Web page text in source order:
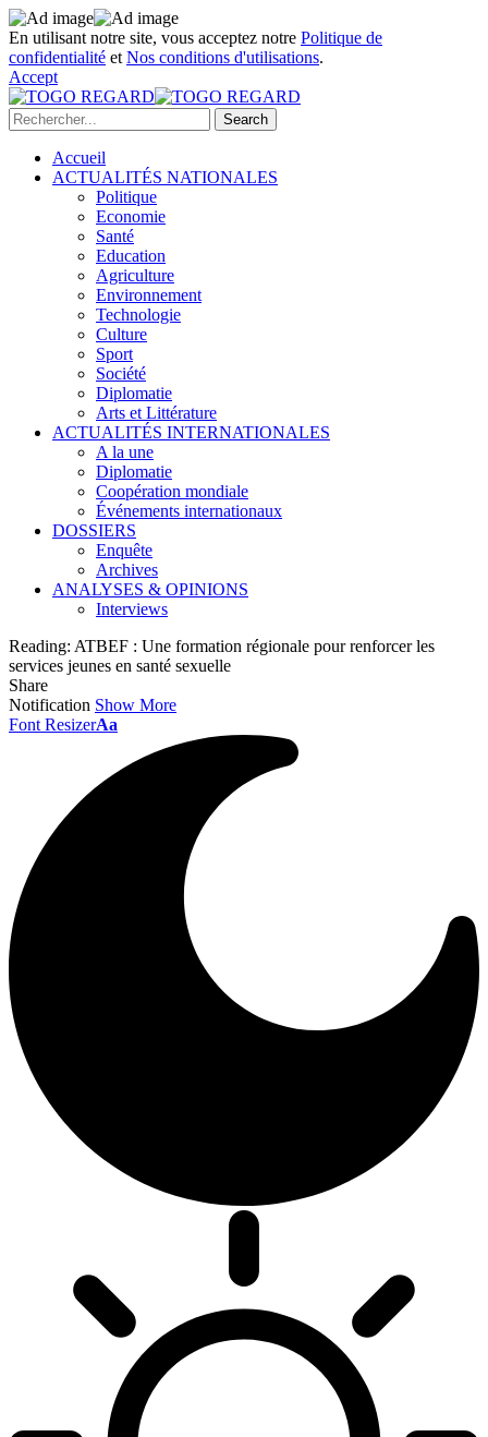
En utilisant notre site, vous acceptez notre Politique de
confidentialité et Nos conditions d'utilisations.
Accept
Accueil
ACTUALITÉS NATIONALES
Politique
Economie
Santé
Education
Agriculture
Environnement
Technologie
Culture
Sport
Société
Diplomatie
Arts et Littérature
ACTUALITÉS INTERNATIONALES
A la une
Diplomatie
Coopération mondiale
Événements internationaux
DOSSIERS
Enquête
Archives
ANALYSES & OPINIONS
Interviews
Reading: ATBEF : Une formation régionale pour renforcer les
services jeunes en santé sexuelle
Share
Notification Show More
Font ResizerAa